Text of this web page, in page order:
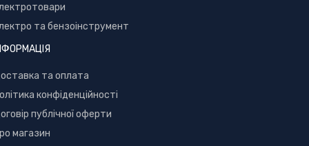
та бензоінструмент
та оплата
конфіденційності
публічної оферти
магазин